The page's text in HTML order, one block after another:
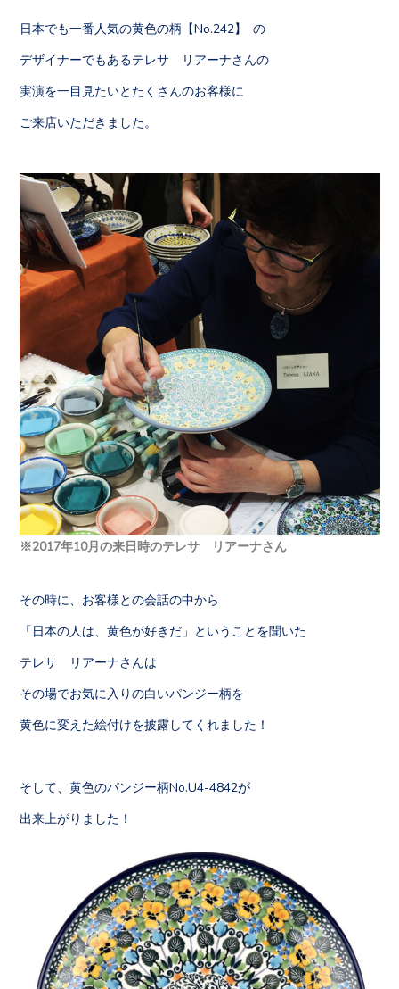
日本でも一番人気の黄色の柄【No.242】 の
デザイナーでもあるテレサ リアーナさんの
実演を一目見たいとたくさんのお客様に
ご来店いただきました。
※2017年10月の来日時のテレサ リアーナさん
その時に、お客様との会話の中から
「日本の人は、黄色が好きだ」ということを聞いた
テレサ リアーナさんは
その場でお気に入りの白いパンジー柄を
黄色に変えた絵付けを披露してくれました！
そして、黄色のパンジー柄No.U4-4842が
出来上がりました！